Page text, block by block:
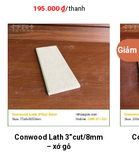
195.000₫/thanh
Conwood Lath 3”cut/8mm
– xớ gỗ